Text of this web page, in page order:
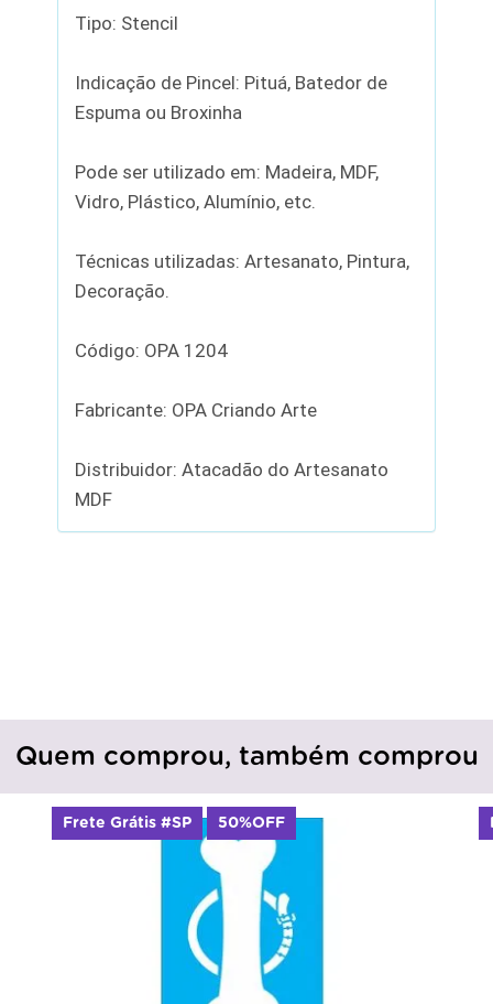
Tipo: Stencil
Indicação de Pincel: Pituá, Batedor de
Espuma ou Broxinha
Pode ser utilizado em: Madeira, MDF,
Vidro, Plástico, Alumínio, etc.
Técnicas utilizadas: Artesanato, Pintura,
Decoração.
Código: OPA 1204
Fabricante: OPA Criando Arte
Distribuidor: Atacadão do Artesanato
MDF
Quem comprou, também comprou
Frete Grátis #SP 50%OFF